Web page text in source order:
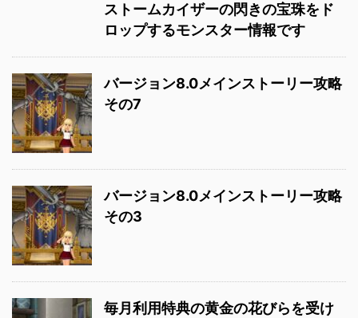
ストームカイザーの閃きの宝珠をド
ロップするモンスター情報です
バージョン8.0メインストーリー攻略
その7
バージョン8.0メインストーリー攻略
その3
毎月利用特典の黄金の花びらを受け